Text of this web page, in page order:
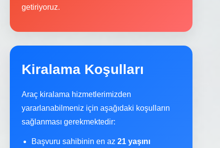
getiriyoruz.
Kiralama Koşulları
Araç kiralama hizmetlerimizden
yararlanabilmeniz için aşağıdaki koşulların
sağlanması gerekmektedir:
Başvuru sahibinin en az 21 yaşını